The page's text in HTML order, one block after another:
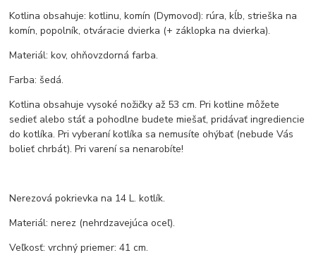
Kotlina obsahuje: kotlinu, komín (Dymovod): rúra, kĺb, strieška na
komín, popolník, otváracie dvierka (+ záklopka na dvierka).
Materiál: kov, ohňovzdorná farba.
Farba: šedá.
Kotlina obsahuje vysoké nožičky až 53 cm. Pri kotline môžete
sedieť alebo stáť a pohodlne budete miešať, pridávať ingrediencie
do kotlíka. Pri vyberaní kotlíka sa nemusíte ohýbať (nebude Vás
bolieť chrbát). Pri varení sa nenarobíte!
Nerezová pokrievka na 14 L. kotlík.
Materiál: nerez (nehrdzavejúca oceľ).
Veľkosť: vrchný priemer: 41 cm.